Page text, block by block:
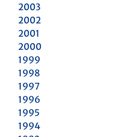
2003
2002
2001
2000
1999
1998
1997
1996
1995
1994